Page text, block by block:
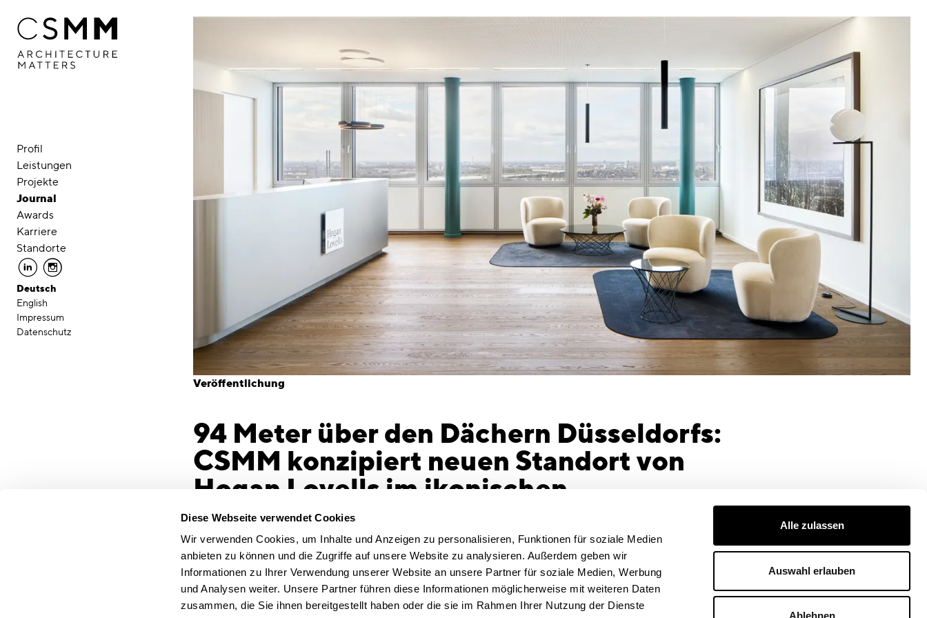
Diese Webseite verwendet Cookies
Wir verwenden Cookies, um Inhalte und Anzeigen zu personalisieren, Funktionen für soziale Medien
anbieten zu können und die Zugriffe auf unsere Website zu analysieren. Außerdem geben wir
Informationen zu Ihrer Verwendung unserer Website an unsere Partner für soziale Medien, Werbung
und Analysen weiter. Unsere Partner führen diese Informationen möglicherweise mit weiteren Daten
zusammen, die Sie ihnen bereitgestellt haben oder die sie im Rahmen Ihrer Nutzung der Dienste
Alle zulassen
Auswahl erlauben
Ablehnen
Profil
Leistungen
Projekte
Journal
Awards
Karriere
Standorte
linkedin instagram
Deutsch
English
Impressum
Datenschutz
Veröffentlichung
94 Meter über den Dächern Düsseldorfs:
CSMM konzipiert neuen Standort von
Hogan Lovells im ikonischen
Dreischeibenhaus
Düsseldorf, 10. März 2025 - Knapp 10.000 Quadratmeter auf 10
Etagen: Die Kanzlei Hogan Lovells bezog nach 12 Monaten
Umbauphase ihre neuen Räume im 4. bis 9. sowie 21. bis 24 Stock
des denkmalgeschützten Düsseldorfer Dreischeibenhauses.
Konzeption und Umsetzung des komplexen Projekts übernahm
Das als Grundlage des Innenraumkonzeptes von CSMM ausgearbeitete
Farb,- Licht- und Materialkonzept lässt dem geschützten Bestand
ausreichend Freiraum und gibt dennoch dem neuen Nutzer die
Möglichkeit, in einer maßgeschneiderten Atmosphäre und Gestaltung
Präsenz zu zeigen und zu arbeiten.